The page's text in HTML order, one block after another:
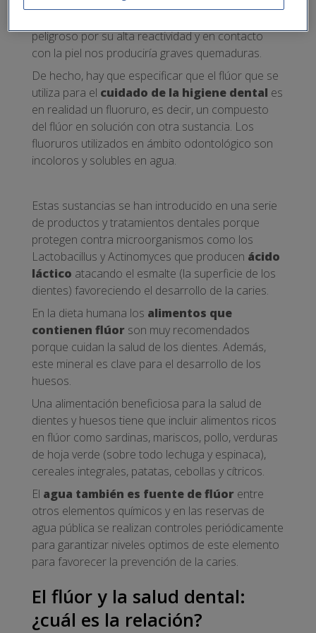
peligroso por su alta reactividad y en contacto
con la piel nos produciría graves quemaduras.
De hecho, hay que especificar que el flúor que se
utiliza para el cuidado de la higiene dental es
en realidad un fluoruro, es decir, un compuesto
del flúor en solución con otra sustancia. Los
fluoruros utilizados en ámbito odontológico son
incoloros y solubles en agua.
Estas sustancias se han introducido en una serie
de productos y tratamientos dentales porque
protegen contra microorganismos como los
Lactobacillus y Actinomyces que producen ácido
láctico atacando el esmalte (la superficie de los
dientes) favoreciendo el desarrollo de la caries.
En la dieta humana los alimentos que
contienen flúor son muy recomendados
porque cuidan la salud de los dientes. Además,
este mineral es clave para el desarrollo de los
huesos.
Una alimentación beneficiosa para la salud de
dientes y huesos tiene que incluir alimentos ricos
en flúor como sardinas, mariscos, pollo, verduras
de hoja verde (sobre todo lechuga y espinaca),
cereales integrales, patatas, cebollas y cítricos.
El agua también es fuente de flúor entre
otros elementos químicos y en las reservas de
agua pública se realizan controles periódicamente
para garantizar niveles optimos de este elemento
para favorecer la prevención de la caries.
El flúor y la salud dental:
¿cuál es la relación?